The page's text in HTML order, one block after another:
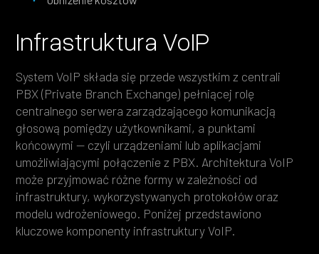
Infrastruktura VoIP
System VoIP składa się przede wszystkim z centrali
PBX (Private Branch Exchange) pełniącej rolę
centralnego serwera zarządzającego komunikacją
głosową pomiędzy użytkownikami, a punktami
końcowymi — czyli urządzeniami lub aplikacjami
umożliwiającymi połączenie z PBX. Architektura VoIP
może przyjmować różne formy w zależności od
infrastruktury, wykorzystywanych protokołów oraz
modelu wdrożeniowego. Poniżej przedstawiono
kluczowe komponenty infrastruktury VoIP.